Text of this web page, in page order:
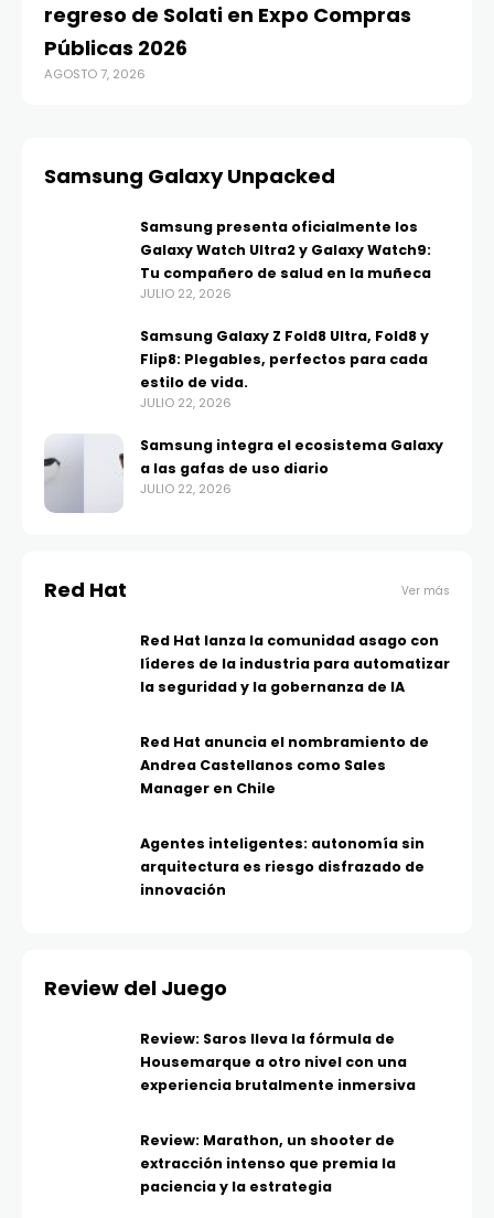
regreso de Solati en Expo Compras
Públicas 2026
AGOSTO 7, 2026
Samsung Galaxy Unpacked
Samsung presenta oficialmente los
Galaxy Watch Ultra2 y Galaxy Watch9:
Tu compañero de salud en la muñeca
JULIO 22, 2026
Samsung Galaxy Z Fold8 Ultra, Fold8 y
Flip8: Plegables, perfectos para cada
estilo de vida.
JULIO 22, 2026
Samsung integra el ecosistema Galaxy
a las gafas de uso diario
JULIO 22, 2026
Red Hat Ver más
Red Hat lanza la comunidad asago con
líderes de la industria para automatizar
la seguridad y la gobernanza de IA
Red Hat anuncia el nombramiento de
Andrea Castellanos como Sales
Manager en Chile
Agentes inteligentes: autonomía sin
arquitectura es riesgo disfrazado de
innovación
Review del Juego
Review: Saros lleva la fórmula de
Housemarque a otro nivel con una
experiencia brutalmente inmersiva
Review: Marathon, un shooter de
extracción intenso que premia la
paciencia y la estrategia